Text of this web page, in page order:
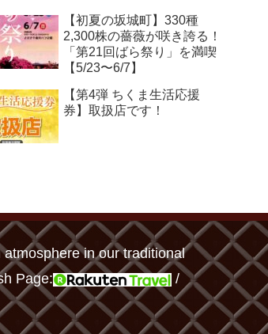
【初夏の坂城町】330種
2,300株の薔薇が咲き誇る！
「第21回ばら祭り」を満喫
【5/23〜6/7】
【第4弾 ちくま生活応援
券】取扱店です！
atmosphere in our traditional
Page:
/